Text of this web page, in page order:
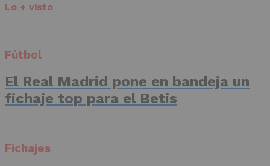
Lo + visto
Fútbol
El Real Madrid pone en bandeja un
fichaje top para el Betis
Fichajes